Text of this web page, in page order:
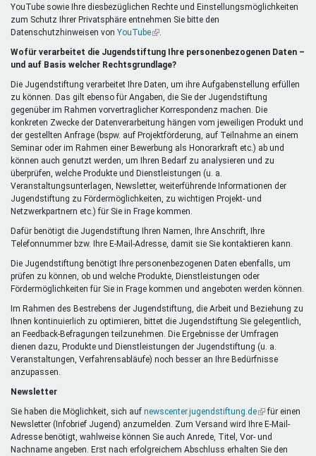
YouTube sowie Ihre diesbezüglichen Rechte und Einstellungsmöglichkeiten
zum Schutz Ihrer Privatsphäre entnehmen Sie bitte den
Datenschutzhinweisen von YouTube(Link
extern)
Wofür verarbeitet die Jugendstiftung Ihre personenbezogenen Daten –
und auf Basis welcher Rechtsgrundlage?
Die Jugendstiftung verarbeitet Ihre Daten, um ihre Aufgabenstellung erfüllen
zu können. Das gilt ebenso für Angaben, die Sie der Jugendstiftung
gegenüber im Rahmen vorvertraglicher Korrespondenz machen. Die
konkreten Zwecke der Datenverarbeitung hängen vom jeweiligen Produkt und
der gestellten Anfrage (bspw. auf Projektförderung, auf Teilnahme an einem
Seminar oder im Rahmen einer Bewerbung als Honorarkraft etc.) ab und
können auch genutzt werden, um Ihren Bedarf zu analysieren und zu
überprüfen, welche Produkte und Dienstleistungen (u. a.
Veranstaltungsunterlagen, Newsletter, weiterführende Informationen der
Jugendstiftung zu Fördermöglichkeiten, zu wichtigen Projekt- und
Netzwerkpartnern etc.) für Sie in Frage kommen.
Dafür benötigt die Jugendstiftung Ihren Namen, Ihre Anschrift, Ihre
Telefonnummer bzw. Ihre E-Mail-Adresse, damit sie Sie kontaktieren kann.
Die Jugendstiftung benötigt Ihre personenbezogenen Daten ebenfalls, um
prüfen zu können, ob und welche Produkte, Dienstleistungen oder
Fördermöglichkeiten für Sie in Frage kommen und angeboten werden können.
Im Rahmen des Bestrebens der Jugendstiftung, die Arbeit und Beziehung zu
Ihnen kontinuierlich zu optimieren, bittet die Jugendstiftung Sie gelegentlich,
an Feedback-Befragungen teilzunehmen. Die Ergebnisse der Umfragen
dienen dazu, Produkte und Dienstleistungen der Jugendstiftung (u. a.
Veranstaltungen, Verfahrensabläufe) noch besser an Ihre Bedürfnisse
anzupassen.
Newsletter
Sie haben die Möglichkeit, sich auf newscenter.jugendstiftung.de(Link
ist
extern)
für einen
Newsletter (Infobrief Jugend) anzumelden. Zum Versand wird Ihre E-Mail-
Adresse benötigt, wahlweise können Sie auch Anrede, Titel, Vor- und
Nachname angeben. Erst nach erfolgreichem Abschluss erhalten Sie den